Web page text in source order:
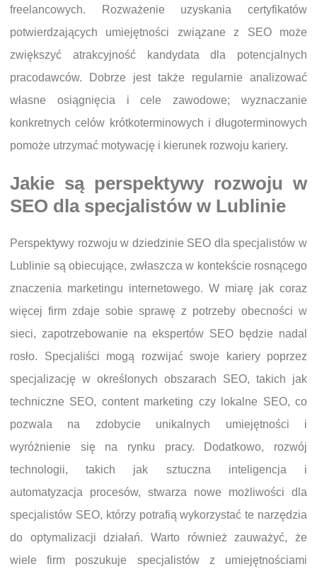
freelancowych. Rozważenie uzyskania certyfikatów
potwierdzających umiejętności związane z SEO może
zwiększyć atrakcyjność kandydata dla potencjalnych
pracodawców. Dobrze jest także regularnie analizować
własne osiągnięcia i cele zawodowe; wyznaczanie
konkretnych celów krótkoterminowych i długoterminowych
pomoże utrzymać motywację i kierunek rozwoju kariery.
Jakie są perspektywy rozwoju w
SEO dla specjalistów w Lublinie
Perspektywy rozwoju w dziedzinie SEO dla specjalistów w
Lublinie są obiecujące, zwłaszcza w kontekście rosnącego
znaczenia marketingu internetowego. W miarę jak coraz
więcej firm zdaje sobie sprawę z potrzeby obecności w
sieci, zapotrzebowanie na ekspertów SEO będzie nadal
rosło. Specjaliści mogą rozwijać swoje kariery poprzez
specjalizację w określonych obszarach SEO, takich jak
techniczne SEO, content marketing czy lokalne SEO, co
pozwala na zdobycie unikalnych umiejętności i
wyróżnienie się na rynku pracy. Dodatkowo, rozwój
technologii, takich jak sztuczna inteligencja i
automatyzacja procesów, stwarza nowe możliwości dla
specjalistów SEO, którzy potrafią wykorzystać te narzędzia
do optymalizacji działań. Warto również zauważyć, że
wiele firm poszukuje specjalistów z umiejętnościami